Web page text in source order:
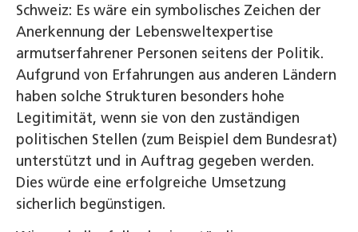
Schweiz: Es wäre ein symbolisches Zeichen der
Anerkennung der Lebensweltexpertise
armutserfahrener Personen seitens der Politik.
Aufgrund von Erfahrungen aus anderen Ländern
haben solche Strukturen besonders hohe
Legitimität, wenn sie von den zuständigen
politischen Stellen (zum Beispiel dem Bundesrat)
unterstützt und in Auftrag gegeben werden.
Dies würde eine erfolgreiche Umsetzung
sicherlich begünstigen.